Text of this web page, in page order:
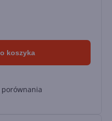
koszyka